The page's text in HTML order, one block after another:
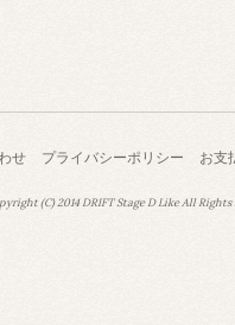
せ プライバシーポリシー お支
(C) 2014 DRIFT Stage D Like All